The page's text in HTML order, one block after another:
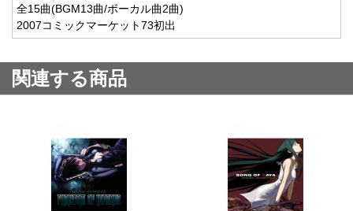
全15曲(BGM13曲/ボーカル曲2曲)
2007コミックマーケット73初出
関連する商品